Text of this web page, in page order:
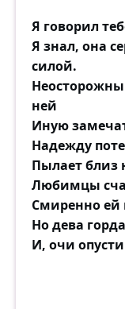
— Все в
Ты ли
Даже
Пусть
Не робей,
Ну а что
И кому
Вот
Я говорил
Я знал, она
силой.
ней
Иную
Надежду
Пылает близ
Любимцы
Смиренно ей
Но дева
И, очи